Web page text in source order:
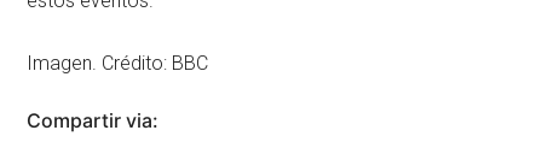
Imagen. Crédito: BBC
Compartir via: